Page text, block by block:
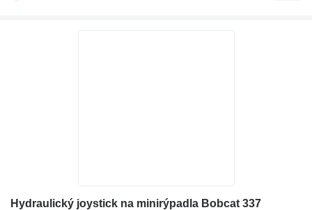
Hydraulický joystick na minirýpadla Bobcat 337